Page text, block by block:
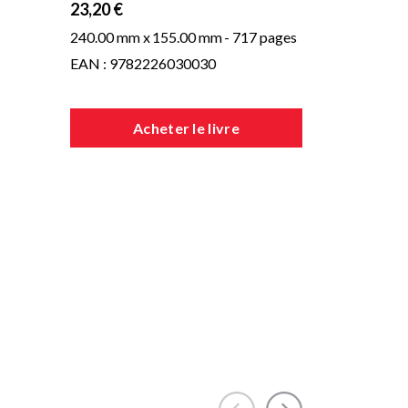
23,20 €
240.00 mm x155.00 mm- 717 pages
EAN : 9782226030030
Acheter le livre